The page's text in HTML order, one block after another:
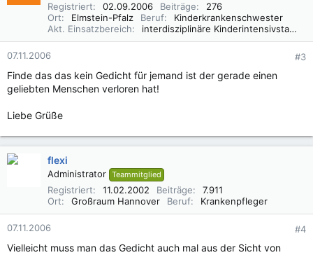
Registriert
02.09.2006 Beiträge
276
Ort
Elmstein-Pfalz Beruf
Kinderkrankenschwester
Akt. Einsatzbereich
interdisziplinäre Kinderintensivstation
07.11.2006 #3
Finde das das kein Gedicht für jemand ist der gerade einen
geliebten Menschen verloren hat!
Liebe Grüße
flexi
Administrator Teammitglied
Registriert 11.02.2002 Beiträge
7.911
Ort
Großraum Hannover Beruf Krankenpfleger
07.11.2006 #4
Vielleicht muss man das Gedicht auch mal aus der Sicht von